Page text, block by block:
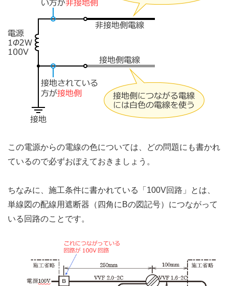
この電源からの電線の色については、どの問題にも書かれ
ているので必ずおぼえておきましょう。
ちなみに、施工条件に書かれている「100V回路」とは、
単線図の配線用遮断器（四角にBの図記号）につながって
いる回路のことです。